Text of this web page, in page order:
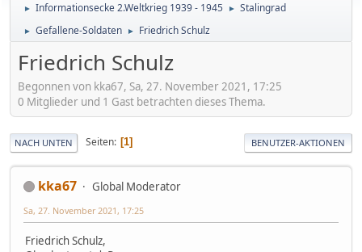
► Informationsecke 2.Weltkrieg 1939 - 1945 ► Stalingrad
► Gefallene-Soldaten ► Friedrich Schulz
Friedrich Schulz
Begonnen von kka67, Sa, 27. November 2021, 17:25
0 Mitglieder und 1 Gast betrachten dieses Thema.
NACH UNTEN Seiten 1 BENUTZER-AKTIONEN
kka67 Global Moderator
Sa, 27. November 2021, 17:25
Friedrich Schulz,